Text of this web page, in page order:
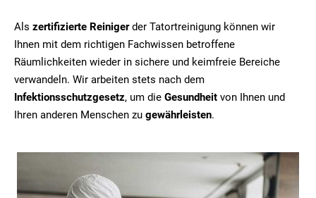
Als zertifizierte Reinigerder Tatortreinigung können wir
Ihnen mit dem richtigen Fachwissen betroffene
Räumlichkeiten wieder in sichere und keimfreie Bereiche
verwandeln. Wir arbeiten stets nach dem
Infektionsschutzgesetz, um die Gesundheit von Ihnen und
Ihren anderen Menschen zu gewährleisten.